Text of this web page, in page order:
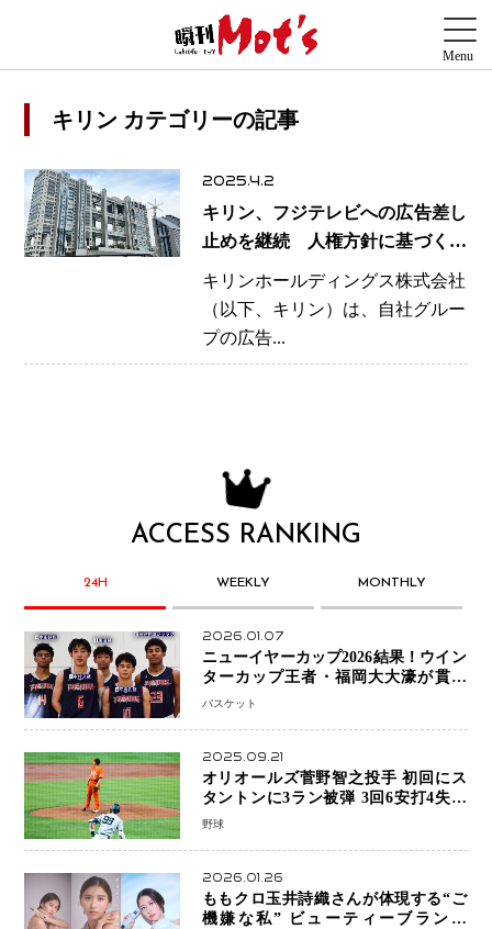
キリン カテゴリーの記事
2025.4.2
キリン、フジテレビへの広告差し
止めを継続 人権方針に基づく対
応
キリンホールディングス株式会社
（以下、キリン）は、自社グルー
プの広告...
ACCESS RANKING
24H WEEKLY MONTHLY
2026.01.07
ニューイヤーカップ2026結果！ウイン
ターカップ王者・福岡大大濠が貫禄
V！ 東山は“背番号継承”で新たな物語
バスケット
2025.09.21
オリオールズ菅野智之投手 初回にス
タントンに3ラン被弾 3回6安打4失点
で降板
野球
2026.01.26
ももクロ玉井詩織さんが体現する“ご
機嫌な私” ビューティーブランド